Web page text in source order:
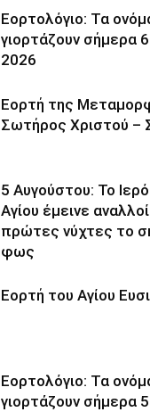
Εορτολόγιο: Τα
γιορτάζουν σήμερα
2026
Εορτή της
Σωτήρος Χριστού –
5 Αυγούστου: Το
Αγίου έμεινε
πρώτες νύχτες το
φως
Εορτή του Αγίου
Εορτολόγιο: Τα
γιορτάζουν σήμερα